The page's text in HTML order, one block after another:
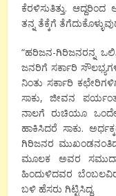
ಕೆರಳಿಸುತಿತ್ತು.
ತನ್ನ ತೆಕ್ಕೆಗೆ
“ಹರಿಜನ-ಗಿರಿಜನರನ್ನ
ಜನರಿಗೆ ಸರ್ಕಾರಿ
ನಿಂತು ಸರ್ಕಾರಿ
ಸಾಕು, ಜೀವನ ಪರ್ಯಂತ
ನಾಲಗೆ ರುಚಿಯೂ
ಹಾಕಿಸಿದರೆ ಸಾಕು.
ಗಿರಿಜನರ
ಮೂಲಕ ಅವರ
ಹಿಂದುಳಿದವರ
ಬಳಿ ಹೆಸರು ಗಿಟ್ಟಿಸಿದ್ದ.